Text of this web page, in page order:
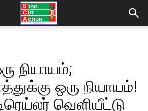
நியாயம்;
ஒரு நியாயம்!
வெளியீட்டு